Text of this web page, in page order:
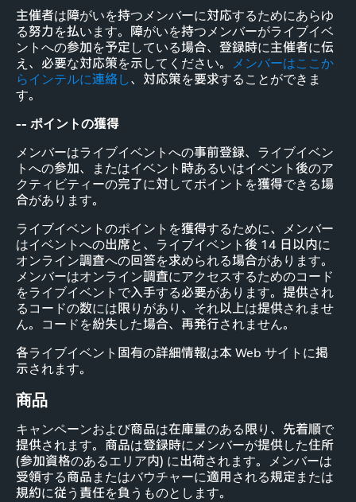
主催者は障がいを持つメンバーに対応するためにあらゆ
る努力を払います。障がいを持つメンバーがライブイベ
ントへの参加を予定している場合、登録時に主催者に伝
え、必要な対応策を示してください。 メンバーはここか
らインテルに連絡し、対応策を要求することができま
す。
-- ポイントの獲得
メンバーはライブイベントへの事前登録、ライブイベン
トへの参加、またはイベント時あるいはイベント後のア
クティビティーの完了に対してポイントを獲得できる場
合があります。
ライブイベントのポイントを獲得するために、メンバー
はイベントへの出席と、ライブイベント後 14 日以内に
オンライン調査への回答を求められる場合があります。
メンバーはオンライン調査にアクセスするためのコード
をライブイベントで入手する必要があります。提供され
るコードの数には限りがあり、それ以上は提供されませ
ん。コードを紛失した場合、再発行されません。
各ライブイベント固有の詳細情報は本 Web サイトに掲
示されます。
商品
キャンペーンおよび商品は在庫量のある限り、先着順で
提供されます。商品は登録時にメンバーが提供した住所
(参加資格のあるエリア内) に出荷されます。メンバーは
受領する商品またはバウチャーに適用される規定または
規約に従う責任を負うものとします。